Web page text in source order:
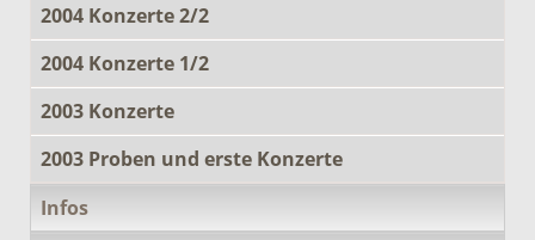
2004 Konzerte 2/2
2004 Konzerte 1/2
2003 Konzerte
2003 Proben und erste Konzerte
Infos